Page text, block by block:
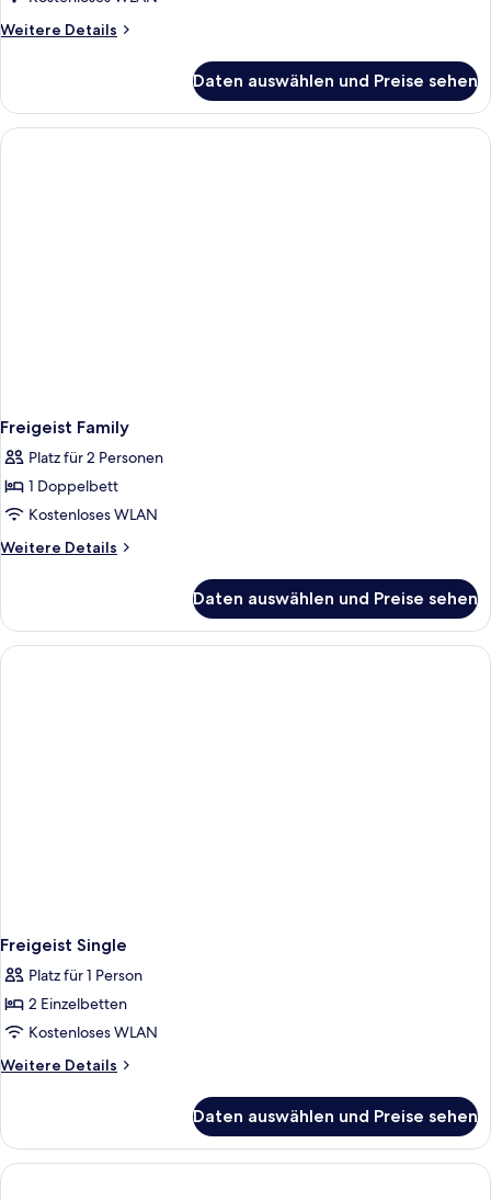
Weitere Details
Weitere
Family
Daten auswählen und Preise sehen
Freigeist Family
Platz für 2 Personen
1 Doppelbett
Kostenloses WLAN
Weitere Details
Weitere
Family
Daten auswählen und Preise sehen
Freigeist Single
Platz für 1 Person
2 Einzelbetten
Kostenloses WLAN
Weitere Details
Weitere
Single
Daten auswählen und Preise sehen